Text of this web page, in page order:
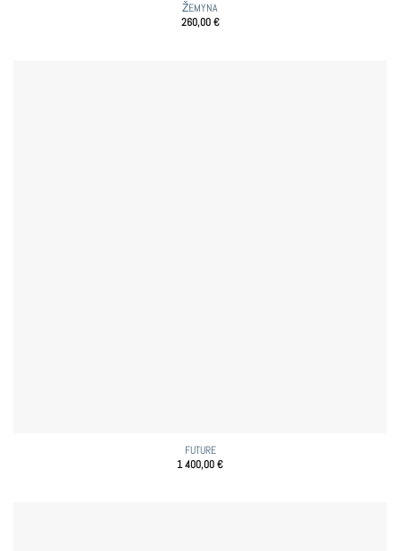
ŽEMYNA
260,00€
FUTURE
1 400,00€